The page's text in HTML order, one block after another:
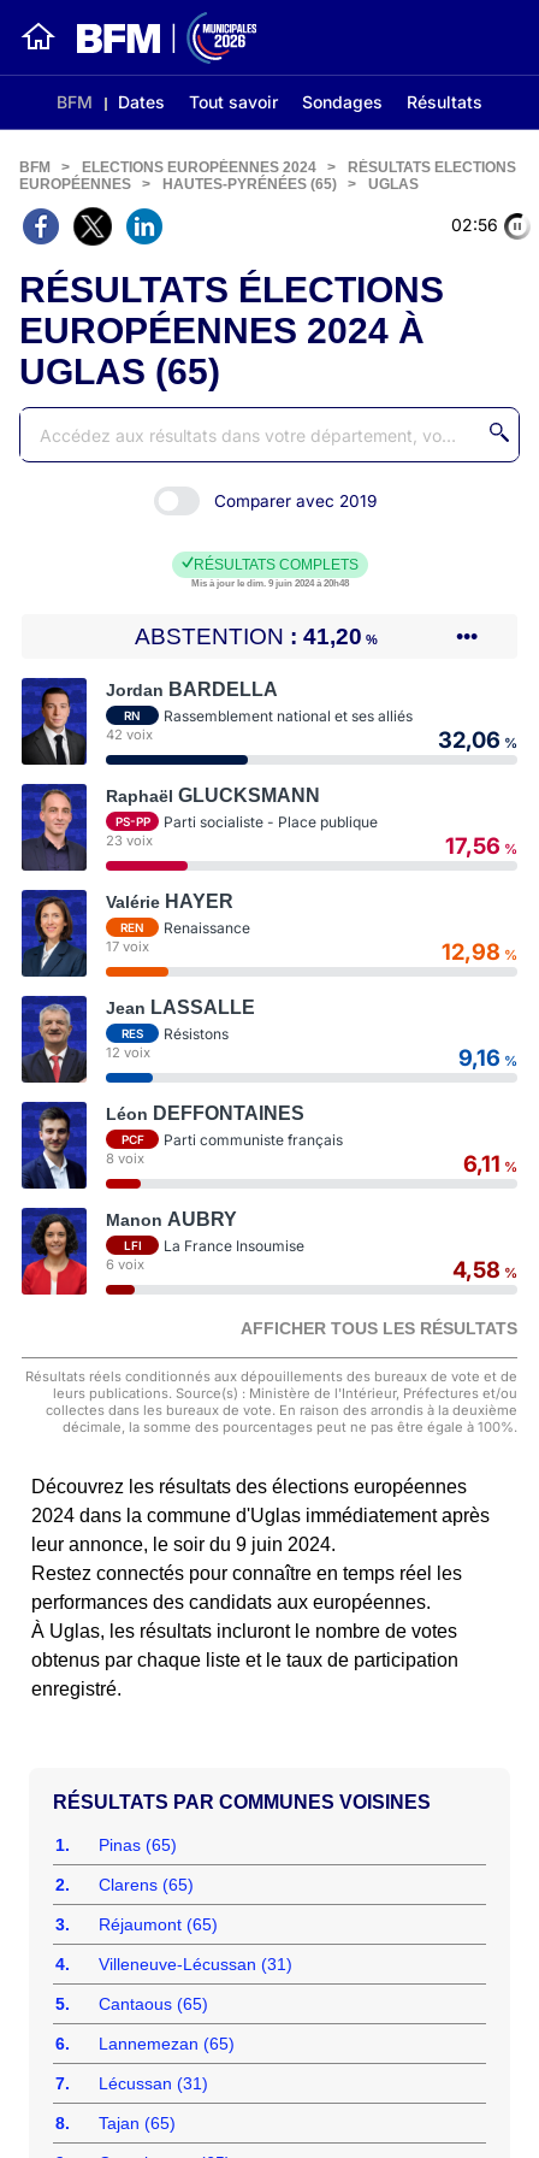
BFM Dates Tout savoir Sondages Résultats
02:56
BFM > ELECTIONS EUROPÉENNES 2024 >
RÉSULTATS ELECTIONS
EUROPÉENNES
> HAUTES-PYRÉNÉES (65) > UGLAS
RÉSULTATS ÉLECTIONS
EUROPÉENNES 2024 À
UGLAS (65)
Comparer avec 2019
RÉSULTATS COMPLETS
Mis à jour le dim. 9 juin 2024 à 20h48
ABSTENTION 41,20 % •••
Jordan BARDELLA
RN Rassemblement national et ses alliés
42 voix 32,06 %
Raphaël GLUCKSMANN
PS-PP Parti socialiste - Place publique
23 voix 17,56 %
Valérie HAYER
REN Renaissance
17 voix 12,98 %
Jean LASSALLE
RES Résistons
12 voix 9,16 %
Léon DEFFONTAINES
PCF Parti communiste français
8 voix 6,11 %
Manon AUBRY
LFI La France Insoumise
6 voix 4,58 %
AFFICHER TOUS LES RÉSULTATS
Résultats réels conditionnés aux dépouillements des bureaux de vote et de
leurs publications. Source(s) : Ministère de l'Intérieur, Préfectures et/ou
collectes dans les bureaux de vote. En raison des arrondis à la deuxième
décimale, la somme des pourcentages peut ne pas être égale à 100%.
Découvrez les résultats des élections européennes
2024 dans la commune d'Uglas immédiatement après
leur annonce, le soir du 9 juin 2024.
Restez connectés pour connaître en temps réel les
performances des candidats aux européennes.
À Uglas, les résultats incluront le nombre de votes
obtenus par chaque liste et le taux de participation
enregistré.
COMMUNES VOISINES
1. Pinas (65)
2. Clarens (65)
3. Réjaumont (65)
4. Villeneuve-Lécussan (31)
5. Cantaous (65)
6. Lannemezan (65)
7. Lécussan (31)
8. Tajan (65)